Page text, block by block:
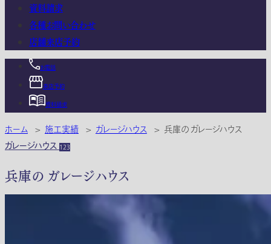
資料請求
各種お問い合わせ
店舗来店予約
お電話
来店予約
資料請求
ホーム > 施工実績 > ガレージハウス > 兵庫の ガレージハウス
ガレージハウス123
兵庫の ガレージハウス